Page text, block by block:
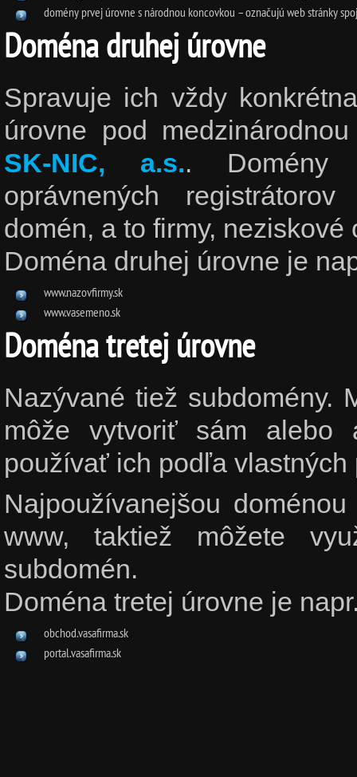
domény prvej úrovne s národnou koncovkou – označujú web stránky
Doména druhej úrovne
Spravuje ich vždy
úrovne pod
SK-NIC, a.s.. Domény
oprávnených
domén, a to firmy,
Doména druhej úrovne je
www.nazovfirmy.sk
www.vasemeno.sk
Doména tretej úrovne
Nazývané tiež subdomény.
môže vytvoriť sám alebo
používať ich podľa vlastných
Najpoužívanejšou
www, taktiež môžete
subdomén.
Doména tretej úrovne je
obchod.vasafirma.sk
portal.vasafirma.sk